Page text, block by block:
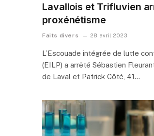
Lavallois et Trifluvien
proxénétisme
Faits divers 28 avril 2023
L’Escouade intégrée de lutte
(EILP) a arrêté Sébastien
de Laval et Patrick Côté, 41…